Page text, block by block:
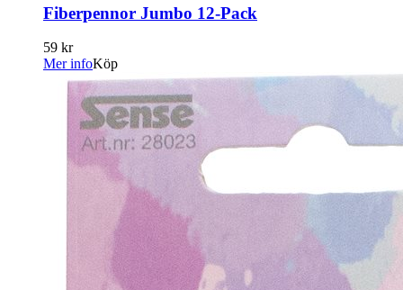
Fiberpennor Jumbo 12-Pack
59 kr
Mer infoKöp